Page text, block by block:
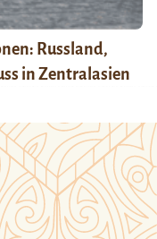
Russland,
in Zentralasien